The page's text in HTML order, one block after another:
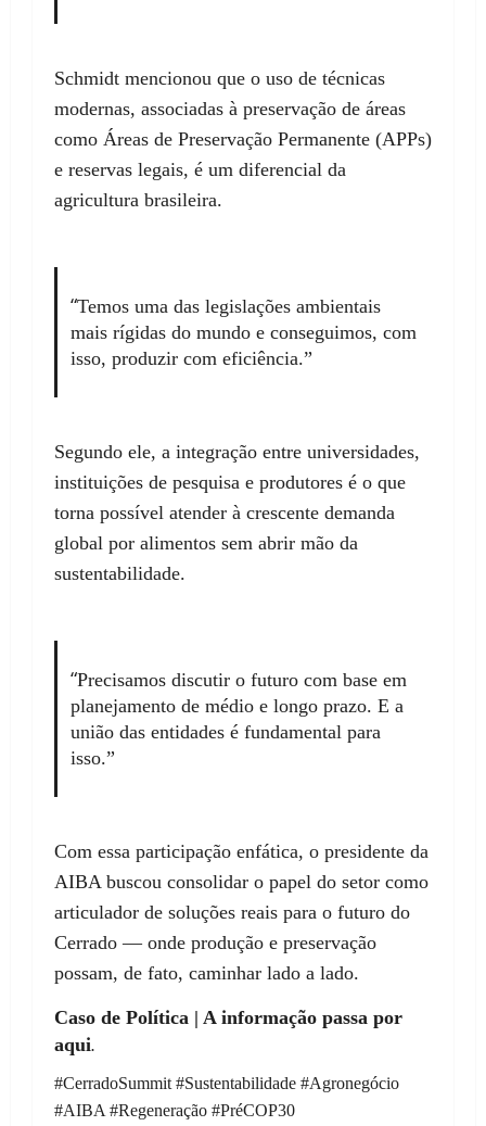
Schmidt mencionou que o uso de técnicas
modernas, associadas à preservação de áreas
como Áreas de Preservação Permanente (APPs)
e reservas legais, é um diferencial da
agricultura brasileira.
“Temos uma das legislações ambientais
mais rígidas do mundo e conseguimos, com
isso, produzir com eficiência.”
Segundo ele, a integração entre universidades,
instituições de pesquisa e produtores é o que
torna possível atender à crescente demanda
global por alimentos sem abrir mão da
sustentabilidade.
“Precisamos discutir o futuro com base em
planejamento de médio e longo prazo. E a
união das entidades é fundamental para
isso.”
Com essa participação enfática, o presidente da
AIBA buscou consolidar o papel do setor como
articulador de soluções reais para o futuro do
Cerrado — onde produção e preservação
possam, de fato, caminhar lado a lado.
Caso de Política | A informação passa por
aqui.
#CerradoSummit #Sustentabilidade #Agronegócio
#AIBA #Regeneração #PréCOP30